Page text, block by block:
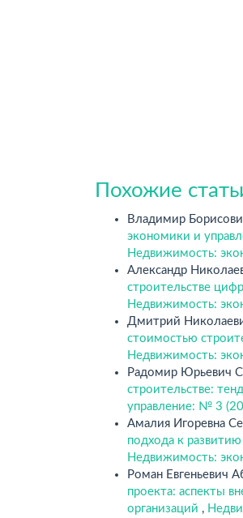
Похожие
Владимир
экономики и
Недвижимость:
Александр
строительстве
Недвижимость:
Дмитрий
стоимостью
Недвижимость:
Радомир Юрьевич
строительстве:
управление: № 3
Амалия Игоревна
подхода к
Недвижимость:
Роман Евгеньевич
проекта: аспекты
организаций ,